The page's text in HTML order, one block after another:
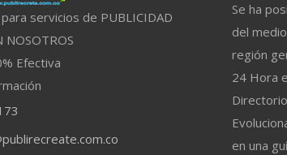
servicios de PUBLICIDAD
NOSOTROS
Efectiva
Se ha
del
región
24 Hora
en una